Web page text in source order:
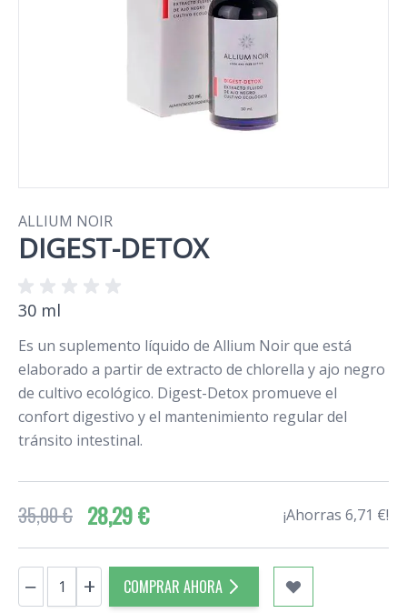
ALLIUM NOIR
DIGEST-DETOX
30 ml
Es un suplemento líquido de Allium Noir que está
elaborado a partir de extracto de chlorella y ajo negro
de cultivo ecológico. Digest-Detox promueve el
confort digestivo y el mantenimiento regular del
tránsito intestinal.
35,00 € 28,29 € ¡Ahorras 6,71 €!
Cantidad
− + COMPRAR AHORA